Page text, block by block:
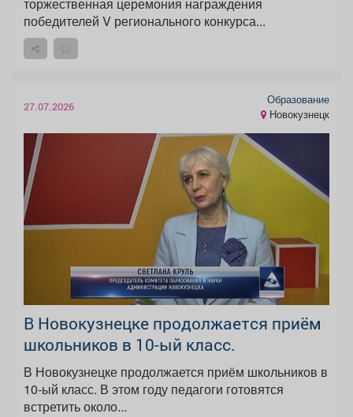
победителей V регионального конкурса...
27.07.2026
Образование
Новокузнецк
В Новокузнецке продолжается приём
школьников в 10-ый класс.
В Новокузнецке продолжается приём школьников в
10-ый класс. В этом году педагоги готовятся
встретить около...